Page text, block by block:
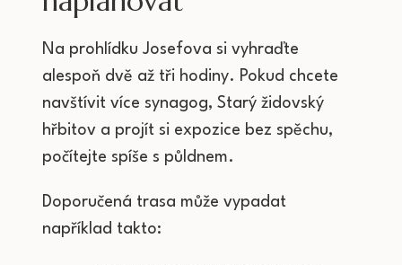
Na prohlídku Josefova si vyhraďte
alespoň dvě až tři hodiny. Pokud chcete
navštívit více synagog, Starý židovský
hřbitov a projít si expozice bez spěchu,
počítejte spíše s půldnem.
Doporučená trasa může vypadat
například takto: